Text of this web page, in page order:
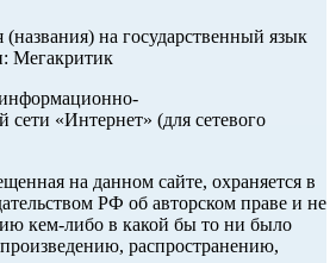
на государственный язык
Мегакритик
«Интернет» (для сетевого
на данном сайте, охраняется в
РФ об авторском праве и не
кем-либо в какой бы то ни было
распространению,